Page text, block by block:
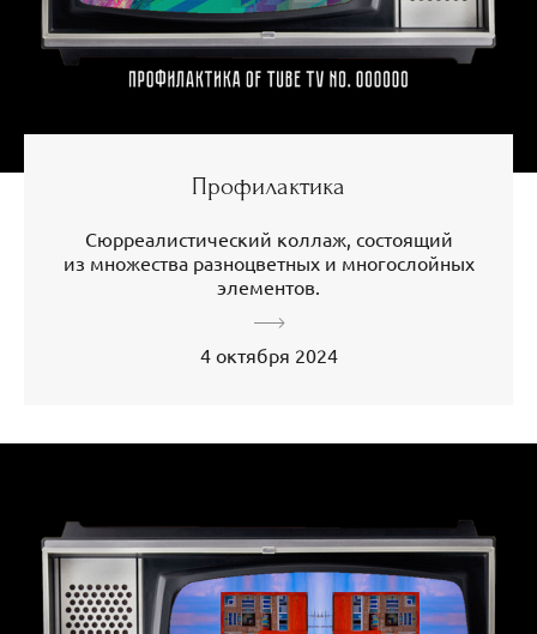
Профилактика
Сюрреалистический коллаж, состоящий
из множества разноцветных и многослойных
элементов.
4 октября 2024